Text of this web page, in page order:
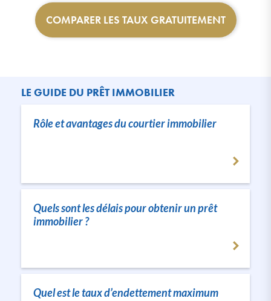
COMPARER LES TAUX GRATUITEMENT
LE GUIDE DU PRÊT IMMOBILIER
Rôle et avantages du courtier immobilier
Quels sont les délais pour obtenir un prêt
immobilier ?
Quel est le taux d’endettement maximum